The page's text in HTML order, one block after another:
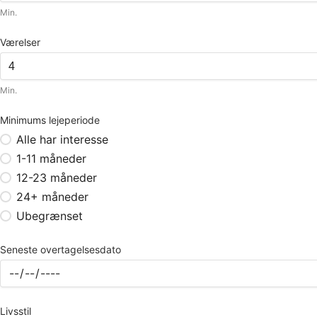
Min.
Værelser
Min.
Minimums lejeperiode
Alle har interesse
1-11 måneder
12-23 måneder
24+ måneder
Ubegrænset
Seneste overtagelsesdato
Livsstil